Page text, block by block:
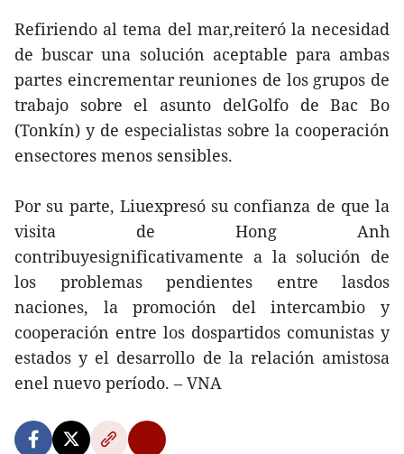
Refiriendo al tema del mar,reiteró la necesidad
de buscar una solución aceptable para ambas
partes eincrementar reuniones de los grupos de
trabajo sobre el asunto delGolfo de Bac Bo
(Tonkín) y de especialistas sobre la cooperación
ensectores menos sensibles.
Por su parte, Liuexpresó su confianza de que la
visita de Hong Anh
contribuyesignificativamente a la solución de
los problemas pendientes entre lasdos
naciones, la promoción del intercambio y
cooperación entre los dospartidos comunistas y
estados y el desarrollo de la relación amistosa
enel nuevo período. – VNA